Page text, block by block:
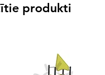
produkti